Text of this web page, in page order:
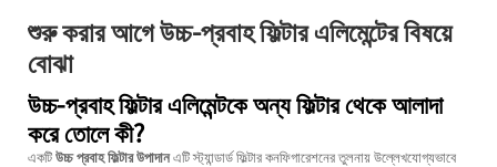
শুরু করার আগে উচ্চ-প্রবাহ ফিল্টার এলিমেন্টের বিষয়ে
বোঝা
উচ্চ-প্রবাহ ফিল্টার এলিমেন্টকে অন্য ফিল্টার থেকে আলাদা
করে তোলে কী?
একটিউচ্চ প্রবাহ ফিল্টার উপাদানএটি স্ট্যান্ডার্ড ফিল্টার কনফিগারেশনের তুলনায় উল্লেখযোগ্যভাবে